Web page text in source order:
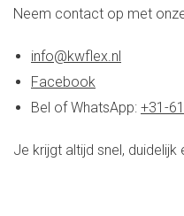
Neem contact op met
info@kwflex.nl
Facebook
Bel of WhatsApp: +31-
Je krijgt altijd snel,